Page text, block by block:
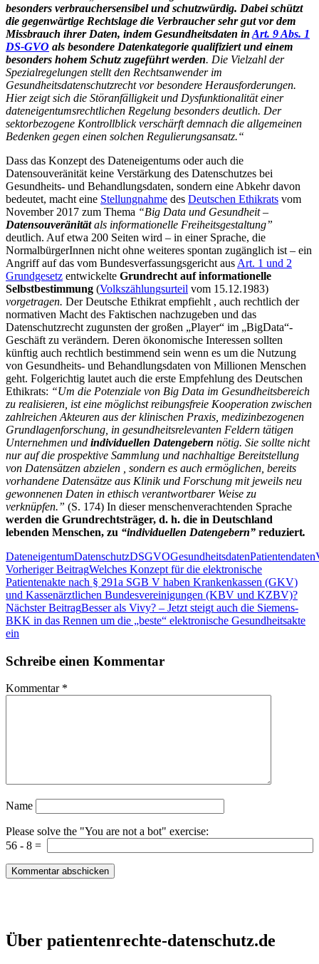
besonders verbrauchersensibel und schutzwürdig. Dabei schützt
die gegenwärtige Rechtslage die Verbraucher sehr gut vor dem
Missbrauch ihrer Daten, indem Gesundheitsdaten in Art. 9 Abs. 1
DS-GVO als besondere Datenkategorie qualifiziert und einem
besonders hohem Schutz zugeführt werden. Die Vielzahl der
Spezialregelungen stellt den Rechtsanwender im
Gesundheitsdatenschutzrecht vor besondere Herausforderungen.
Hier zeigt sich die Störanfälligkeit und Dysfunktionalität einer
dateneigentumsrechtlichen Regelung besonders deutlich. Der
sektorbezogene Kontrollblick verschärft demnach die allgemeinen
Bedenken gegen einen solchen Regulierungsansatz.“
Dass das Konzept des Dateneigentums oder auch die
Datensouveränität keine Verstärkung des Datenschutzes bei
Gesundheits- und Behandlungsdaten, sondern eine Abkehr davon
bedeutet, macht eine Stellungnahme des Deutschen Ethikrats vom
November 2017 zum Thema “Big Data und Gesundheit –
Datensouveränitätals informationelle Freiheitsgestaltung”
deutlich. Auf etwa 200 Seiten wird – in einer Sprache, die
NormalbürgerInnen nicht ohne weiteres spontan zugänglich ist – ein
Angriff auf das vom Bundesverfassungsgericht aus Art. 1 und 2
Grundgesetz entwickelte Grundrecht auf informationelle
Selbstbestimmung (Volkszählungsurteil vom 15.12.1983)
vorgetragen. Der Deutsche Ethikrat empfiehlt , auch rechtlich der
normativen Macht des Faktischen nachzugeben und das
Datenschutzrecht zugunsten der großen „Player“ im „BigData“-
Geschäft zu verändern. Deren ökonomische Interessen sollten
künftig auch rechtlich bestimmend sein wenn es um die Nutzung
von Gesundheits- und Behandlungsdaten von Millionen Menschen
geht. Folgerichtig lautet auch die erste Empfehlung des Deutschen
Ethikrats: “Um die Potenziale von Big Data im Gesundheitsbereich
zu realisieren, ist eine möglichst reibungsfreie Kooperation zwischen
zahlreichen Akteuren aus der klinischen Praxis, medizinbezogenen
Grundlagenforschung, in gesundheitsrelevanten Feldern tätigen
Unternehmen und individuellen Datengebern nötig. Sie sollte nicht
nur auf die prospektive Sammlung und nachhaltige Bereitstellung
von Datensätzen abzielen , sondern es auch ermöglichen, bereits
vorhandene Datensätze aus Klinik und Forschung mit jeweils neu
gewonnenen Daten in ethisch verantwortbarer Weise zu
verknüpfen.” (S. 174) In dieser menschenverachtenden Sprache
werden die Grundrechtsträger, d. h. die in Deutschland
lebenden Menschen, zu “individuellen Datengebern” reduziert.
DateneigentumDatenschutzDSGVOGesundheitsdatenPatientendaten
Beitragsnavigation
Vorheriger BeitragWelches Konzept für die elektronische
Patientenakte nach § 291a SGB V haben Krankenkassen (GKV)
und Kassenärztlichen Bundesvereinigungen (KBV und KZBV)?
Nächster BeitragBesser als Vivy? – Jetzt steigt auch die Siemens-
BKK in das Rennen um die „beste“ elektronische Gesundheitsakte
ein
Schreibe einen Kommentar
Kommentar *
Name
Please solve the "You are not a bot" exercise:
56 - 8 =
Patientenrechte und Datenschutz e.V.
Über patientenrechte-datenschutz.de